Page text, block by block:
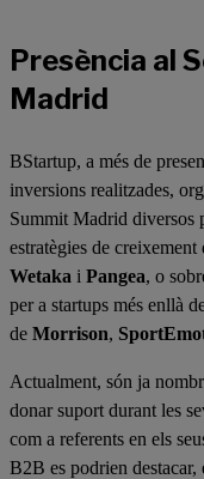
Presència al
Madrid
BStartup, a més de
inversions realitzades,
Summit Madrid diversos
estratègies de creixement
Wetaka i Pangea, o
per a startups més enllà
de Morrison,
Actualment, són ja
donar suport durant les
com a referents en els
B2B es podrien destacar,